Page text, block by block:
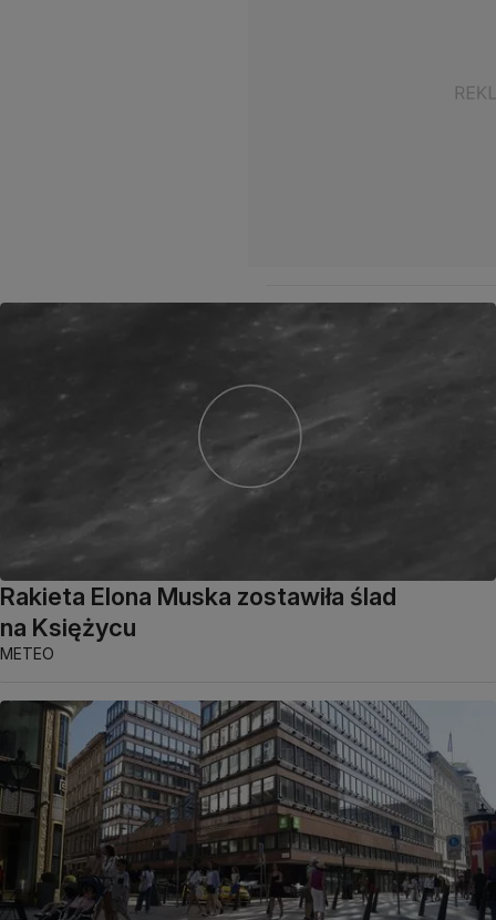
Rakieta Elona Muska zostawiła ślad
na Księżycu
METEO